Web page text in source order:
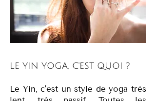
LE YIN YOGA, C'EST QUOI ?
Le Yin, c'est un style de yoga très